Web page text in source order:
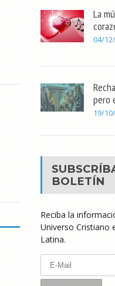
La
04/
pero
19/
BOLETÍN
Reciba la
Universo Cristiano
Latina.